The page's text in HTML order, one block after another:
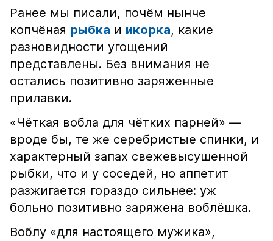
Ранее мы писали, почём нынче
копчёная рыбка и икорка, какие
разновидности угощений
представлены. Без внимания не
остались позитивно заряженные
прилавки.
«Чёткая вобла для чётких парней» —
вроде бы, те же серебристые спинки, и
характерный запах свежевысушенной
рыбки, что и у соседей, но аппетит
разжигается гораздо сильнее: уж
больно позитивно заряжена воблёшка.
Воблу «для настоящего мужика»,